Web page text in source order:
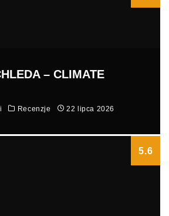
– CLIMATE
Recenzje 22 lipca 2026
5.6